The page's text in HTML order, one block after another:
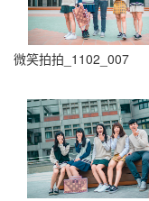
微笑拍拍_1102_007